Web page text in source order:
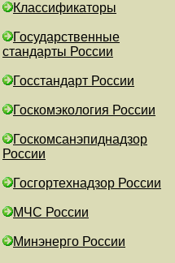
Классификаторы
Государственные
стандарты России
Госстандарт России
Госкомэкология России
Госкомсанэпиднадзор
России
Госгортехнадзор России
МЧС России
Минэнерго России